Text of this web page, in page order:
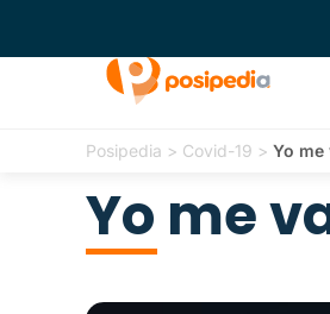
Posipedia > Covid-19 > Yo me
Yo me